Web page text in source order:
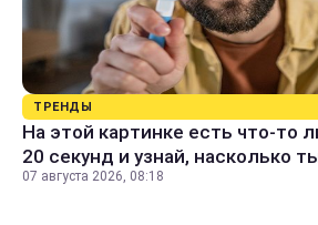
ТРЕНДЫ
На этой картинке есть что-то
20 секунд и узнай, насколько
07 августа 2026, 08:18